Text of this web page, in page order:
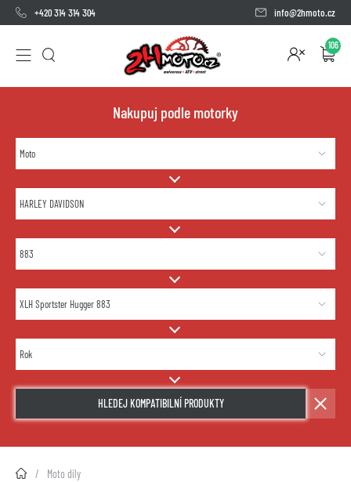
+420 314 314 304 info@2hmoto.cz
106
Nakupuj podle motorky
HLEDEJ KOMPATIBILNÍ PRODUKTY
2HMOTO.cz Moto díly